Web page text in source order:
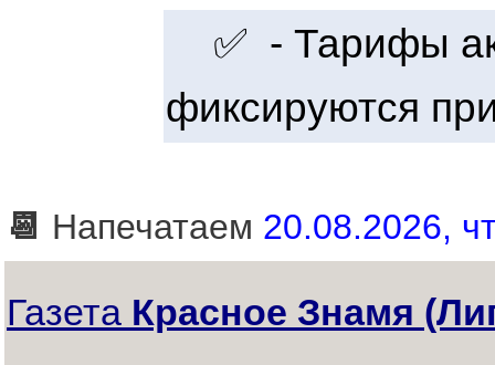
✅ - Тарифы
фиксируются
📆 Напечатаем 20.08.2026,
Газета Красное Знамя